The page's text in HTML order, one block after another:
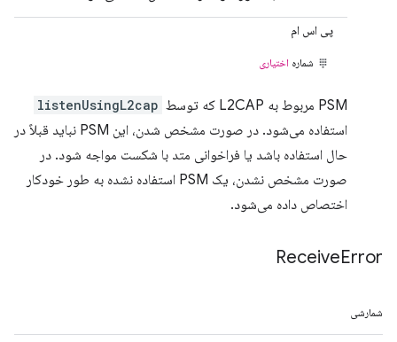
پی اس ام
شماره اختیاری
PSM مربوط به L2CAP که توسط listenUsingL2cap
استفاده می‌شود. در صورت مشخص شدن، این PSM نباید قبلاً در
حال استفاده باشد یا فراخوانی متد با شکست مواجه شود. در
صورت مشخص نشدن، یک PSM استفاده نشده به طور خودکار
اختصاص داده می‌شود.
ReceiveError
شمارشی